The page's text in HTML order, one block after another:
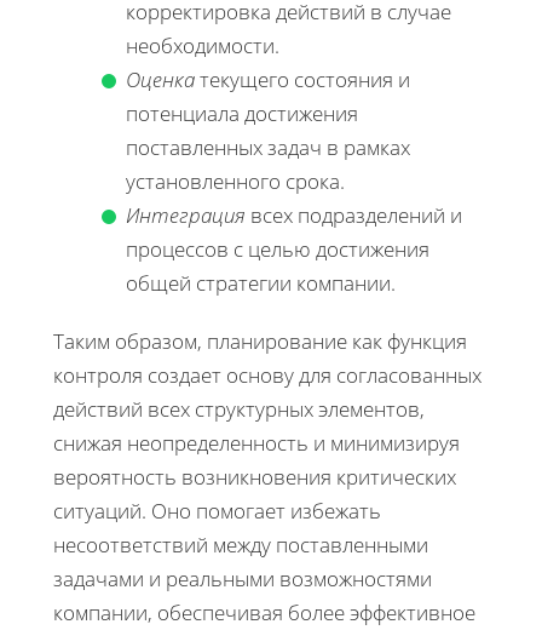
корректировка действий в случае
необходимости.
Оценкатекущего состояния и
потенциала достижения
поставленных задач в рамках
установленного срока.
Интеграция всех подразделений и
процессов с целью достижения
общей стратегии компании.
Таким образом, планирование как функция
контроля создает основу для согласованных
действий всех структурных элементов,
снижая неопределенность и минимизируя
вероятность возникновения критических
ситуаций. Оно помогает избежать
несоответствий между поставленными
задачами и реальными возможностями
компании, обеспечивая более эффективное